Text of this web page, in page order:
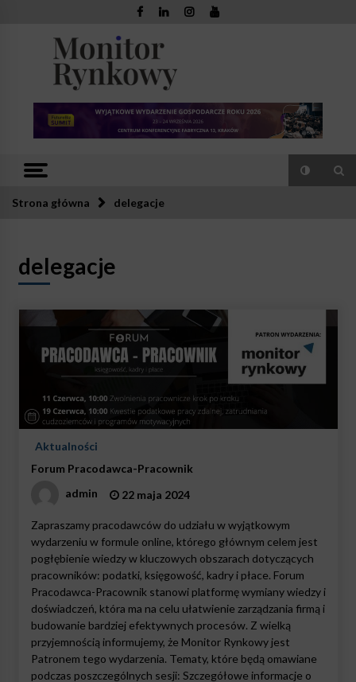
Monitor
Rynkowy
Strona główna delegacje
delegacje
Aktualności
Forum Pracodawca-Pracownik
admin
22 maja 2024
Zapraszamy pracodawców do udziału w wyjątkowym
wydarzeniu w formule online, którego głównym celem jest
pogłębienie wiedzy w kluczowych obszarach dotyczących
pracowników: podatki, księgowość, kadry i płace. Forum
Pracodawca-Pracownik stanowi platformę wymiany wiedzy i
doświadczeń, która ma na celu ułatwienie zarządzania firmą i
budowanie bardziej efektywnych procesów. Z wielką
przyjemnością informujemy, że Monitor Rynkowy jest
Patronem tego wydarzenia. Tematy, które będą omawiane
podczas poszczególnych sesji: Szczegółowe informacje o